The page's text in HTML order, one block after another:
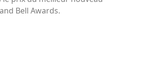
Bell Awards.